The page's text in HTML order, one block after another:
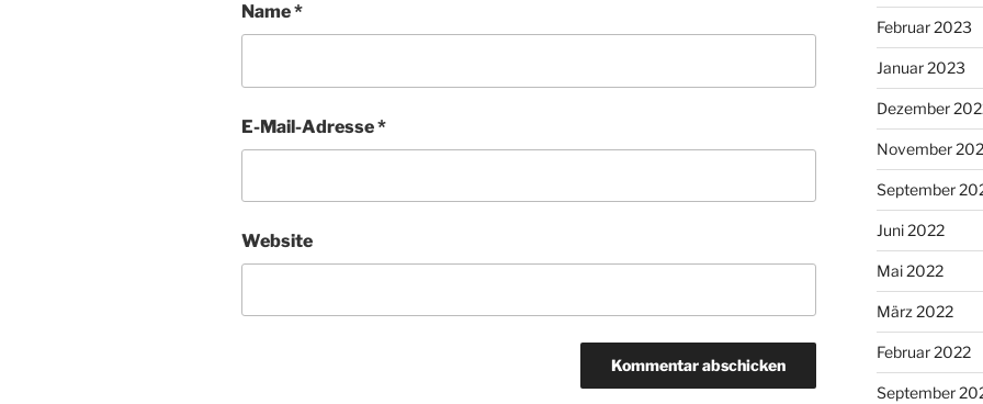
Name*
E-Mail-Adresse*
Website
Februar 2023
Januar 2023
Dezember
November
September
Juni 2022
Mai 2022
März 2022
Februar 2022
September